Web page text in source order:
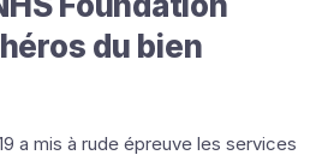
du bien
a mis à rude épreuve les services